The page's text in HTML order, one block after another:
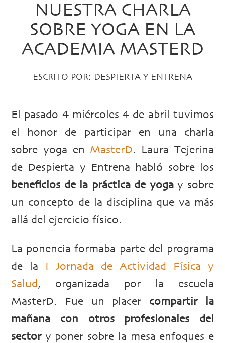
NUESTRA CHARLA
SOBRE YOGA EN LA
ACADEMIA MASTERD
ESCRITO POR: DESPIERTA Y ENTRENA
El pasado 4 miércoles 4 de abril tuvimos
el honor de participar en una charla
sobre yoga en MasterD. Laura Tejerina
de Despierta y Entrena habló sobre los
beneficios de la práctica de yogay sobre
un concepto de la disciplina que va más
allá del ejercicio físico.
La ponencia formaba parte del programa
de la I Jornada de Actividad Física y
Salud , organizada por la escuela
MasterD. Fue un placer compartir la
mañana con otros profesionales del
sectory poner sobre la mesa enfoques e